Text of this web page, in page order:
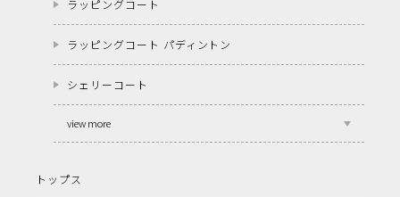
ラッピングコート
ラッピングコート パディントン
シェリーコート
view more
トップス